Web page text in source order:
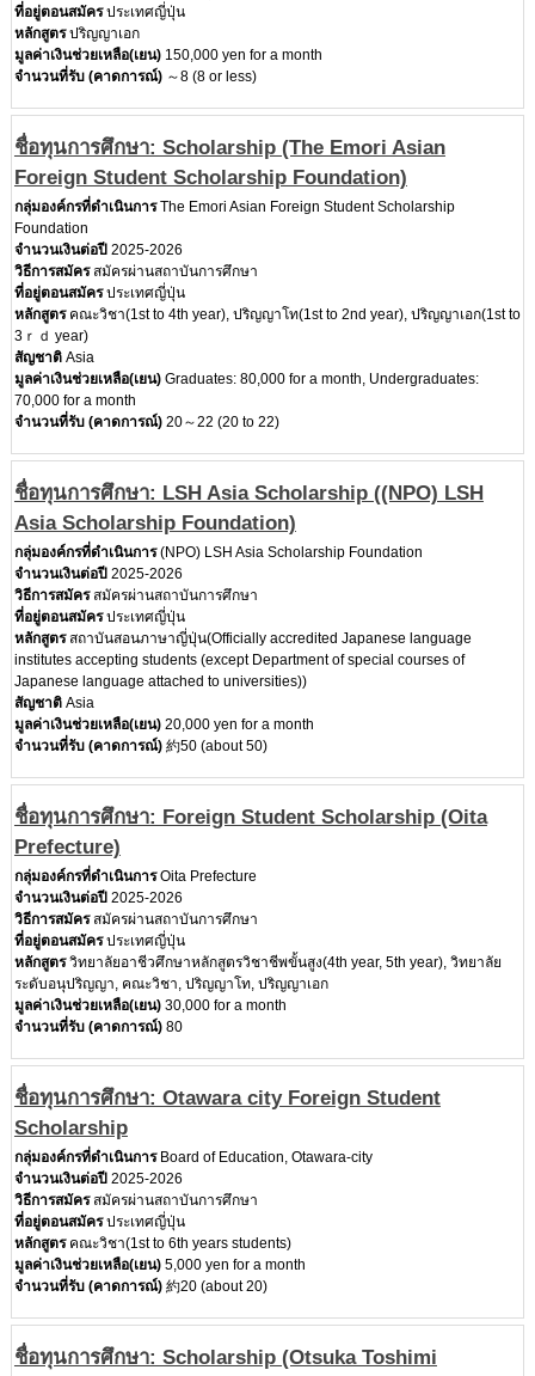
ที่อยู่ตอนสมัครประเทศญี่ปุ่น
หลักสูตรปริญญาเอก
มูลค่าเงินช่วยเหลือ(เยน)150,000 yen for a month
จำนวนที่รับ (คาดการณ์)～8 (8 or less)
ชื่อทุนการศึกษา: Scholarship (The Emori Asian
Foreign Student Scholarship Foundation)
กลุ่มองค์กรที่ดำเนินการThe Emori Asian Foreign Student Scholarship
Foundation
จำนวนเงินต่อปี 2025-2026
วิธีการสมัครสมัครผ่านสถาบันการศึกษา
ที่อยู่ตอนสมัครประเทศญี่ปุ่น
หลักสูตรคณะวิชา(1st to 4th year), ปริญญาโท(1st to 2nd year), ปริญญาเอก(1st to
3ｒｄ year)
สัญชาติAsia
มูลค่าเงินช่วยเหลือ(เยน)Graduates: 80,000 for a month, Undergraduates:
70,000 for a month
จำนวนที่รับ (คาดการณ์)20～22 (20 to 22)
ชื่อทุนการศึกษา: LSH Asia Scholarship ((NPO) LSH
Asia Scholarship Foundation)
กลุ่มองค์กรที่ดำเนินการ(NPO) LSH Asia Scholarship Foundation
จำนวนเงินต่อปี 2025-2026
วิธีการสมัครสมัครผ่านสถาบันการศึกษา
ที่อยู่ตอนสมัครประเทศญี่ปุ่น
หลักสูตรสถาบันสอนภาษาญี่ปุ่น(Officially accredited Japanese language
institutes accepting students (except Department of special courses of
Japanese language attached to universities))
สัญชาติAsia
มูลค่าเงินช่วยเหลือ(เยน)20,000 yen for a month
จำนวนที่รับ (คาดการณ์)約50 (about 50)
ชื่อทุนการศึกษา: Foreign Student Scholarship (Oita
Prefecture)
กลุ่มองค์กรที่ดำเนินการOita Prefecture
จำนวนเงินต่อปี 2025-2026
วิธีการสมัครสมัครผ่านสถาบันการศึกษา
ที่อยู่ตอนสมัครประเทศญี่ปุ่น
หลักสูตรวิทยาลัยอาชีวศึกษาหลักสูตรวิชาชีพขั้นสูง(4th year, 5th year), วิทยาลัย
ระดับอนุปริญญา, คณะวิชา, ปริญญาโท, ปริญญาเอก
มูลค่าเงินช่วยเหลือ(เยน)30,000 for a month
จำนวนที่รับ (คาดการณ์)80
ชื่อทุนการศึกษา: Otawara city Foreign Student
Scholarship
กลุ่มองค์กรที่ดำเนินการBoard of Education, Otawara-city
จำนวนเงินต่อปี 2025-2026
วิธีการสมัครสมัครผ่านสถาบันการศึกษา
ที่อยู่ตอนสมัครประเทศญี่ปุ่น
หลักสูตรคณะวิชา(1st to 6th years students)
มูลค่าเงินช่วยเหลือ(เยน)5,000 yen for a month
จำนวนที่รับ (คาดการณ์)約20 (about 20)
ชื่อทุนการศึกษา: Scholarship (Otsuka Toshimi